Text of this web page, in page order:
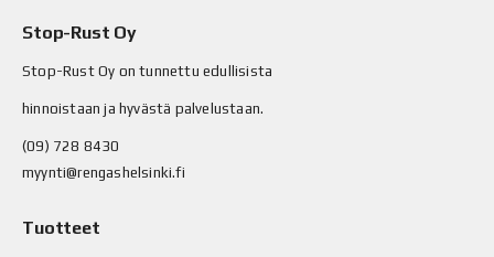
Stop-Rust Oy
Stop-Rust Oy on tunnettu edullisista
hinnoistaan ja hyvästä palvelustaan.
(09) 728 8430
myynti@rengashelsinki.fi
Tuotteet